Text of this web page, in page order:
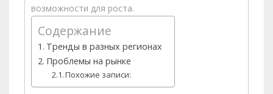
возможности для роста.
Содержание
Тренды в разных регионах
Проблемы на рынке
Похожие записи: